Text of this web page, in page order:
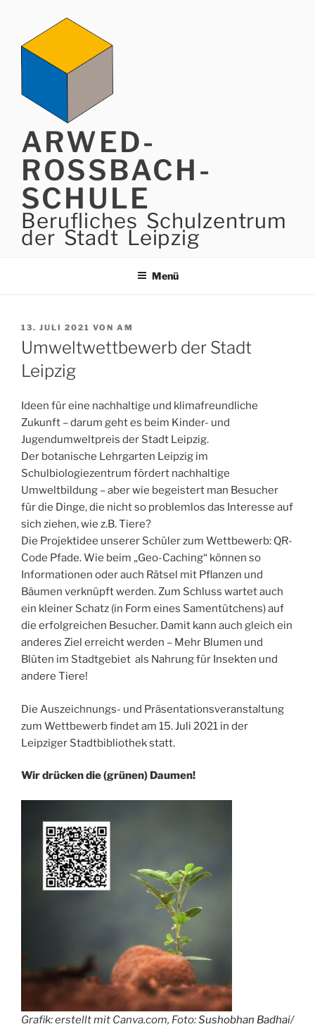
springen
ARWED-
ROSSBACH-
SCHULE
Berufliches Schulzentrum
der Stadt Leipzig
Menü
VERÖFFENTLICHT
AM
13. JULI 2021 VON AM
Umweltwettbewerb der Stadt
Leipzig
Ideen für eine nachhaltige und klimafreundliche
Zukunft – darum geht es beim Kinder- und
Jugendumweltpreis der Stadt Leipzig.
Der botanische Lehrgarten Leipzig im
Schulbiologiezentrum fördert nachhaltige
Umweltbildung – aber wie begeistert man Besucher
für die Dinge, die nicht so problemlos das Interesse auf
sich ziehen, wie z.B. Tiere?
Die Projektidee unserer Schüler zum Wettbewerb: QR-
Code Pfade. Wie beim „Geo-Caching“ können so
Informationen oder auch Rätsel mit Pflanzen und
Bäumen verknüpft werden. Zum Schluss wartet auch
ein kleiner Schatz (in Form eines Samentütchens) auf
die erfolgreichen Besucher. Damit kann auch gleich ein
anderes Ziel erreicht werden – Mehr Blumen und
Blüten im Stadtgebiet als Nahrung für Insekten und
andere Tiere!
Die Auszeichnungs- und Präsentationsveranstaltung
zum Wettbewerb findet am 15. Juli 2021 in der
Leipziger Stadtbibliothek statt.
Wir drücken die (grünen) Daumen!
Grafik: erstellt mit Canva.com, Foto:Sushobhan Badhai/